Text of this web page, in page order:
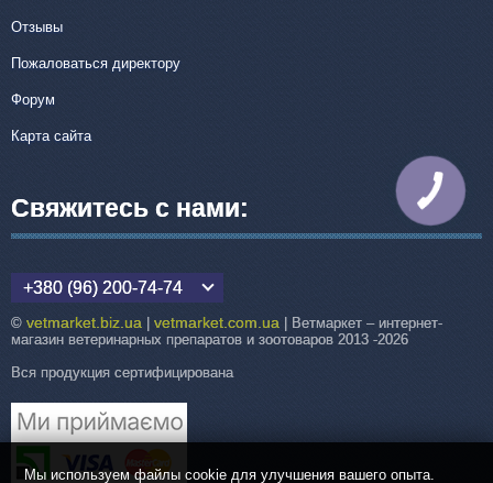
Отзывы
Пожаловаться директору
Форум
Карта сайта
Свяжитесь с нами:
+380 (96) 200-74-74
© vetmarket.biz.ua vetmarket.com.ua | Ветмаркет – интернет-
магазин ветеринарных препаратов и зоотоваров 2013 -2026
Вся продукция сертифицирована
Мы используем файлы cookie для улучшения вашего опыта.
КНОПКА
СВЯЗИ